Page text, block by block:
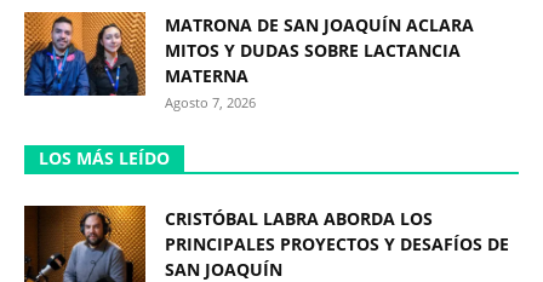
MATRONA DE SAN JOAQUÍN ACLARA
MITOS Y DUDAS SOBRE LACTANCIA
MATERNA
Agosto 7, 2026
LOS MÁS LEÍDO
CRISTÓBAL LABRA ABORDA LOS
PRINCIPALES PROYECTOS Y DESAFÍOS DE
SAN JOAQUÍN